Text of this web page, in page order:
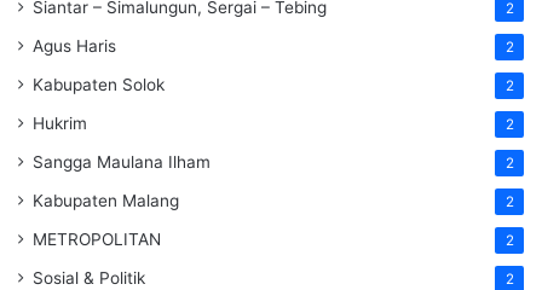
Siantar – Simalungun, Sergai – Tebing 2
Agus Haris 2
Kabupaten Solok 2
Hukrim 2
Sangga Maulana Ilham 2
Kabupaten Malang 2
METROPOLITAN 2
Sosial & Politik 2